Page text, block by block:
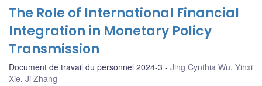
The Role of International Financial
Integration in Monetary Policy
Transmission
Document de travail du personnel 2024-3 Jing Cynthia Wu, Yinxi
Xie, Ji Zhang